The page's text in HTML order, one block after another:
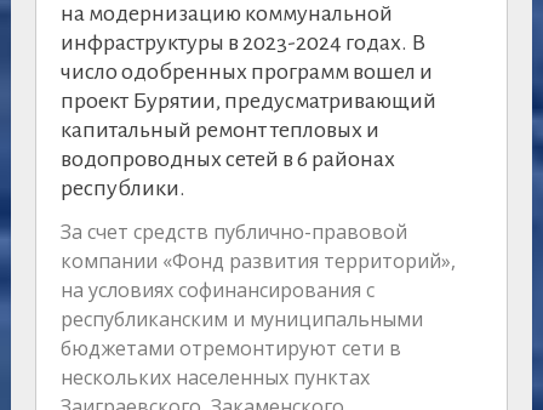
на модернизацию коммунальной
инфраструктуры в 2023-2024 годах. В
число одобренных программ вошел и
проект Бурятии, предусматривающий
капитальный ремонт тепловых и
водопроводных сетей в 6 районах
республики.
За счет средств публично-правовой
компании «Фонд развития территорий»,
на условиях софинансирования с
республиканским и муниципальными
бюджетами отремонтируют сети в
нескольких населенных пунктах